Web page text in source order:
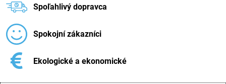
Spoľahlivý dopravca
Spokojní zákazníci
Ekologické a ekonomické